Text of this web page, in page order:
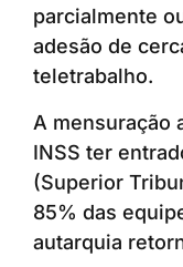
parcialmente
adesão de
teletrabalho.
A mensuração
INSS ter
(Superior
85% das
autarquia